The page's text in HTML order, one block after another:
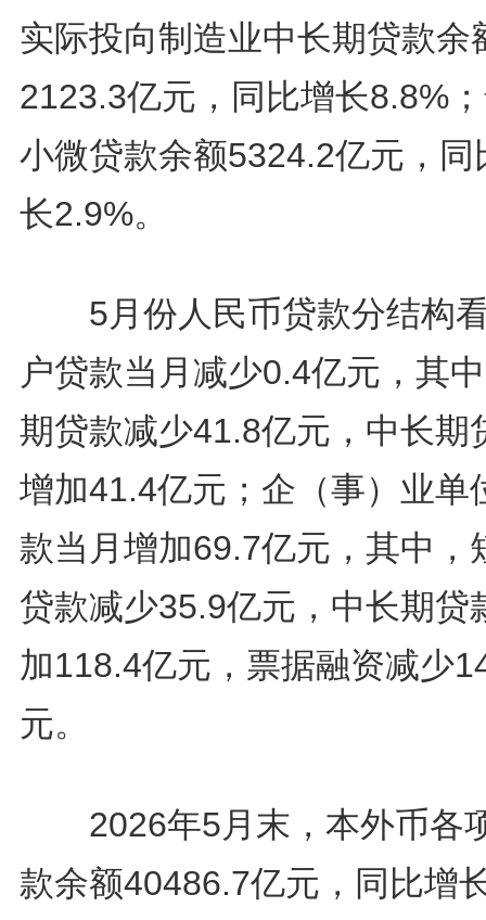
实际投向制造业中长期贷款余
2123.3亿元，同比增长8.8%
小微贷款余额5324.2亿元，同
长2.9%。
5月份人民币贷款分结构
户贷款当月减少0.4亿元，其
期贷款减少41.8亿元，中长期
增加41.4亿元；企（事）业单
款当月增加69.7亿元，其中，
贷款减少35.9亿元，中长期贷
加118.4亿元，票据融资减少
元。
2026年5月末，本外币各
款余额40486.7亿元，同比增